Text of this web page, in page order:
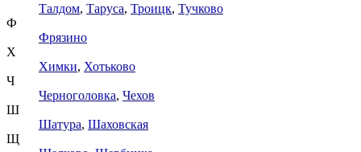
Талдом, Таруса, Троицк, Тучково
Ф
Фрязино
Х
Химки, Хотьково
Ч
Черноголовка, Чехов
Ш
Шатура, Шаховская
Щ